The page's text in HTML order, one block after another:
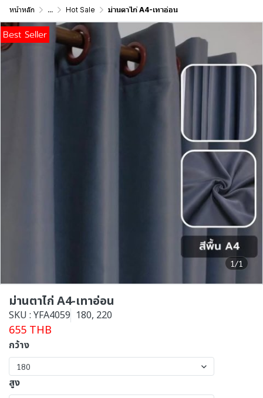
หน้าหลัก ... Hot Sale ม่านตาไก่ A4-เทาอ่อน
1/1
Best Seller
ม่านตาไก่ A4-เทาอ่อน
SKU : YFA4059 180, 220
655 THB
กว้าง
180
สูง